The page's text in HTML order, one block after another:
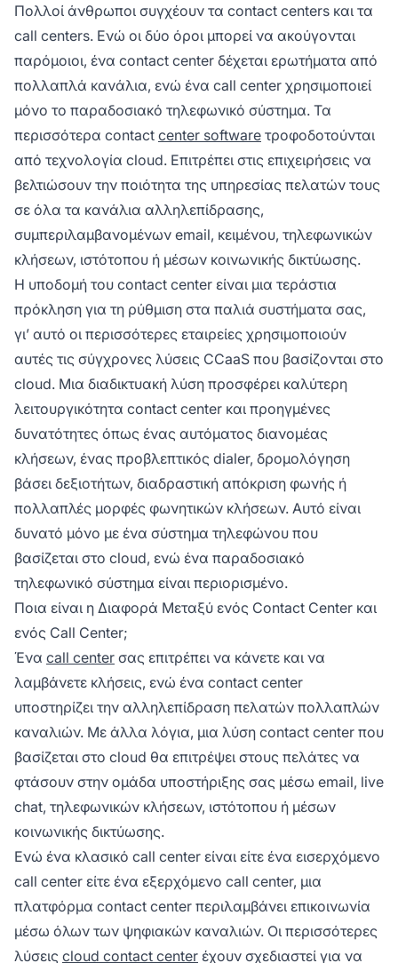
Πολλοί άνθρωποι συγχέουν τα contact centers και τα
call centers. Ενώ οι δύο όροι μπορεί να ακούγονται
παρόμοιοι, ένα contact center δέχεται ερωτήματα από
πολλαπλά κανάλια, ενώ ένα call center χρησιμοποιεί
μόνο το παραδοσιακό τηλεφωνικό σύστημα. Τα
περισσότερα contact center software τροφοδοτούνται
από τεχνολογία cloud. Επιτρέπει στις επιχειρήσεις να
βελτιώσουν την ποιότητα της υπηρεσίας πελατών τους
σε όλα τα κανάλια αλληλεπίδρασης,
συμπεριλαμβανομένων email, κειμένου, τηλεφωνικών
κλήσεων, ιστότοπου ή μέσων κοινωνικής δικτύωσης.
Η υποδομή του contact center είναι μια τεράστια
πρόκληση για τη ρύθμιση στα παλιά συστήματα σας,
γι’ αυτό οι περισσότερες εταιρείες χρησιμοποιούν
αυτές τις σύγχρονες λύσεις CCaaS που βασίζονται στο
cloud. Μια διαδικτυακή λύση προσφέρει καλύτερη
λειτουργικότητα contact center και προηγμένες
δυνατότητες όπως ένας αυτόματος διανομέας
κλήσεων, ένας προβλεπτικός dialer, δρομολόγηση
βάσει δεξιοτήτων, διαδραστική απόκριση φωνής ή
πολλαπλές μορφές φωνητικών κλήσεων. Αυτό είναι
δυνατό μόνο με ένα σύστημα τηλεφώνου που
βασίζεται στο cloud, ενώ ένα παραδοσιακό
τηλεφωνικό σύστημα είναι περιορισμένο.
Ποια είναι η Διαφορά Μεταξύ ενός Contact Center και
ενός Call Center;
Ένα call center σας επιτρέπει να κάνετε και να
λαμβάνετε κλήσεις, ενώ ένα contact center
υποστηρίζει την αλληλεπίδραση πελατών πολλαπλών
καναλιών. Με άλλα λόγια, μια λύση contact center που
βασίζεται στο cloud θα επιτρέψει στους πελάτες να
φτάσουν στην ομάδα υποστήριξης σας μέσω email, live
chat, τηλεφωνικών κλήσεων, ιστότοπου ή μέσων
κοινωνικής δικτύωσης.
Ενώ ένα κλασικό call center είναι είτε ένα εισερχόμενο
call center είτε ένα εξερχόμενο call center, μια
πλατφόρμα contact center περιλαμβάνει επικοινωνία
μέσω όλων των ψηφιακών καναλιών. Οι περισσότερες
λύσεις cloud contact center έχουν σχεδιαστεί για να